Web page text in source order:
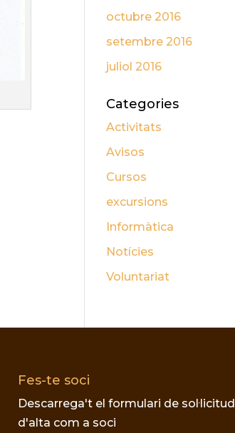
octubre 2016
setembre 2016
juliol 2016
Categories
Activitats
Avisos
Cursos
excursions
Informàtica
Notícies
Voluntariat
Fes-te soci
Descarrega't el formulari de sol·licitud
d'alta com a soci